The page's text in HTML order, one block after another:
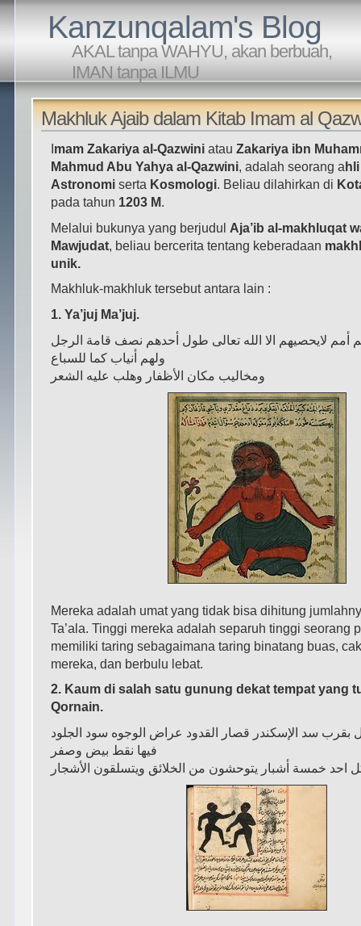
Kanzunqalam's Blog
AKAL tanpa WAHYU, akan berbuah,
IMAN tanpa ILMU
Makhluk Ajaib dalam Kitab Imam al
Imam Zakariya al-Qazwini atauZakariya ibn
Mahmud Abu Yahya al-Qazwini, adalah seorang a
Astronomi serta Kosmologi. Beliau dilahirkan di
pada tahun 1203 M.
Melalui bukunya yang berjudul Aja’ib al-makhluqat
Mawjudat, beliau bercerita tentang keberadaan
unik.
Makhluk-makhluk tersebut antara lain :
1. Ya’juj Ma’juj.
ﺃﻣﻢ ﻻﻳﺤﺼﻴﻬﻢ ﺍﻻ ﺍﻟﻠﻪ ﺗﻌﺎﻟﻰ ﻃﻮﻝ ﺃﺣﺪﻫﻢ ﻧﺼﻒ ﻗﺎﻣﺔ ﺍﻟﺮﺟﻞ
ﻭﻟﻬﻢ ﺃﻧﻴﺎﺏ ﻛﻤﺎ ﻟﻠﺴﺒﺎﻉ
ﻭﻣﺨﺎﻟﻴﺐ ﻣﻜﺎﻥ ﺍﻷﻇﻔﺎﺭ ﻭﻫﻠﺐ ﻋﻠﻴﻪ ﺍﻟﺸﻌﺮ
Mereka adalah umat yang tidak bisa dihitung
Ta’ala. Tinggi mereka adalah separuh tinggi seorang
memiliki taring sebagaimana taring binatang buas,
mereka, dan berbulu lebat.
2. Kaum di salah satu gunung dekat tempat yang
Qornain.
ﺑﻘﺮﺏ ﺳﺪ ﺍﻹﺳﻜﻨﺪﺭ ﻗﺼﺎﺭ ﺍﻟﻘﺪﻭﺩ ﻋﺮﺍﺽ ﺍﻟﻮﺟﻮﻩ ﺳﻮﺩ ﺍﻟﺠﻠﻮﺩ
ﻓﻴﻬﺎ ﻧﻘﻂ ﺑﻴﺾ ﻭﺻﻔﺮ
ﺍﺣﺪ ﺧﻤﺴﺔ ﺃﺷﺒﺎﺭ ﻳﺘﻮﺣﺸﻮﻥ ﻣﻦ ﺍﻟﺨﻼﺋﻖ ﻭﻳﺘﺴﻠﻘﻮﻥ ﺍﻷﺷﺠﺎﺭ